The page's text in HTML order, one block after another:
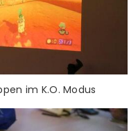
im K.O. Modus